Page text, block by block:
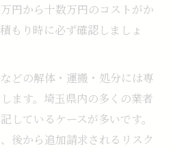
円から十数万円のコストがか
もり時に必ず確認しましょ
どの解体・運搬・処分には専
ます。埼玉県内の多くの業者
しているケースが多いです。
後から追加請求されるリスク